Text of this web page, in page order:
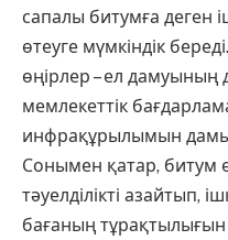
сапалы битумға деген
өтеуге мүмкіндік
өңірлер – ел дамуының
мемлекеттік
инфрақұрылымын
Сонымен қатар, битум
тәуелділікті азайтып,
бағаның тұрақтылығын